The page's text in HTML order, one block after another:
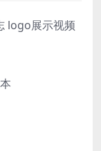
logo展示视频